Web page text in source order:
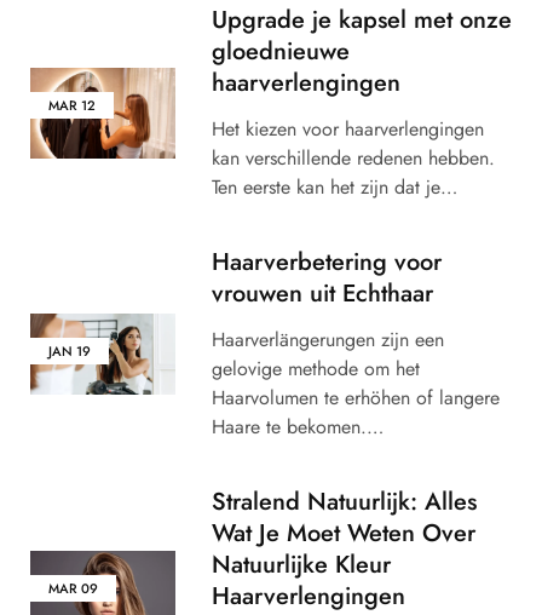
MAR12
Upgrade je kapsel met onze
gloednieuwe
haarverlengingen
Het kiezen voor haarverlengingen
kan verschillende redenen hebben.
Ten eerste kan het zijn dat je…
JAN 19
Haarverbetering voor
vrouwen uit Echthaar
Haarverlängerungen zijn een
gelovige methode om het
Haarvolumen te erhöhen of langere
Haare te bekomen.…
MAR09
Stralend Natuurlijk: Alles
Wat Je Moet Weten Over
Natuurlijke Kleur
Haarverlengingen